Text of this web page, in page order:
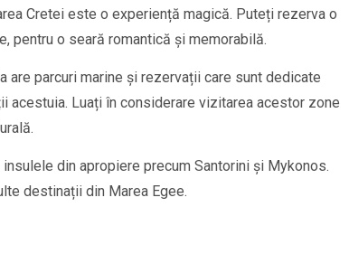
Cretei este o experiență magică. Puteți rezerva o
pentru o seară romantică și memorabilă.
are parcuri marine și rezervații care sunt dedicate
Luați în considerare vizitarea acestor zone
din apropiere precum Santorini și Mykonos.
destinații din Marea Egee.